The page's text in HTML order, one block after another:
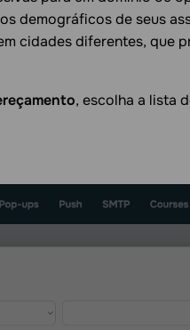
demográficos de seus
cidades diferentes, que
, escolha a lista